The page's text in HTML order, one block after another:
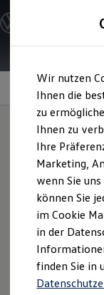
Hauptinhalt
springen
Footer
springen
Modelle und
Modelle
SUV und
Kombis
Schnell
Angebote und
Aktuelle
E-Auto-
Die
Junge
Wir nutzen
Ihnen die
zu
Ihnen zu
Ihre
Marketing,
wenn Sie
können Sie
im Cookie
in der
finden Sie in